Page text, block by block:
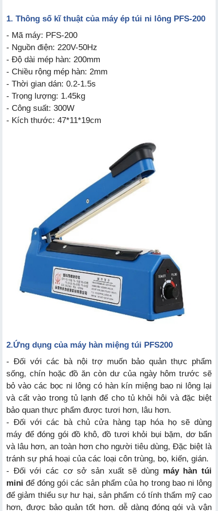
1. Thông số kĩ thuật của máy ép túi ni lông PFS-200
- Mã máy: PFS-200
- Nguồn điện: 220V-50Hz
- Độ dài mép hàn: 200mm
- Chiều rộng mép hàn: 2mm
- Thời gian dán: 0.2-1.5s
- Trọng lượng: 1.45kg
- Công suất: 300W
- Kích thước: 47*11*19cm
2.Ứng dụng của máy hàn miệng túi PFS200
- Đối với các bà nội trợ muốn bảo quản thực phẩm
sống, chín hoặc đồ ăn còn dư của ngày hôm trước sẽ
bỏ vào các bọc ni lông có hàn kín miệng bao ni lông lại
và cất vào trong tủ lạnh để cho tủ khỏi hôi và đặc biệt
bảo quan thực phẩm được tươi hơn, lâu hơn.
- Đối với các bà chủ cửa hàng tạp hóa họ sẽ dùng
máy để đóng gói đồ khô, đồ tươi khỏi bụi bặm, dơ bẩn
và lâu hơn, an toàn hơn cho người tiêu dùng, Đặc biệt là
tránh sự phá hoại của các loại côn trùng, bọ, kiến, gián.
- Đối với các cơ sở sản xuất sẽ dùng máy hàn túi
mini để đóng gói các sản phẩm của họ trong bao ni lông
để giảm thiểu sự hư hại, sản phẩm có tính thẩm mỹ cao
hơn, được bảo quản tốt hơn. dễ dàng đóng gói và vận